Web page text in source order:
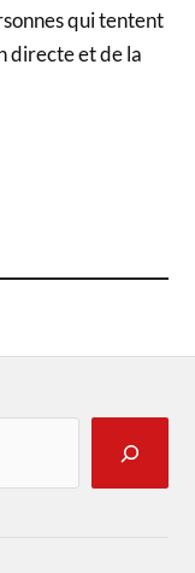
qui tentent
directe et de la